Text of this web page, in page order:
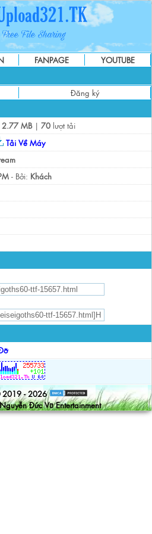
FANPAGE
YOUTUBE
Đăng ký
2.77 MB| 70 lượt tải
Tải Về Máy
- Bởi: Khách
- 2026
Đức Vũ Entertainment